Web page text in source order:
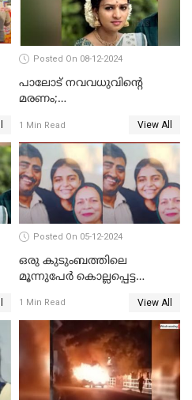
Posted On 08-12-2024
പാലോട് നവവധുവിന്റെ
മരണം;
സ്ഥിരീകരിച്ച് പൊലീസ്
1 Min Read View All
Posted On 05-12-2024
ഒരു കുടുംബത്തിലെ
മൂന്നുപേര്‍ കൊല്ലപ്പെട്ട
1 Min Read View All